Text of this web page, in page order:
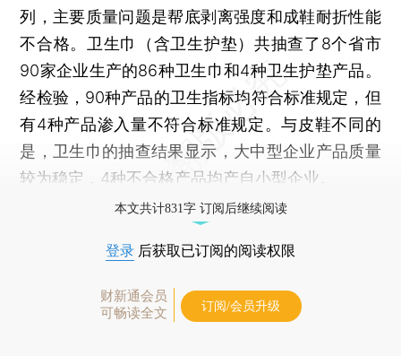
列，主要质量问题是帮底剥离强度和成鞋耐折性能
不合格。卫生巾（含卫生护垫）共抽查了8个省市
90家企业生产的86种卫生巾和4种卫生护垫产品。
经检验，90种产品的卫生指标均符合标准规定，但
有4种产品渗入量不符合标准规定。与皮鞋不同的
是，卫生巾的抽查结果显示，大中型企业产品质量
较为稳定，4种不合格产品均产自小型企业。
本文共计831字 订阅后继续阅读
登录 后获取已订阅的阅读权限
财新通会员
可畅读全文
订阅/会员升级